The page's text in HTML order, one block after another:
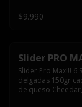
$9.990
Slider PRO
Slider Pro Max!!! 6
delgadas 150gr
de queso